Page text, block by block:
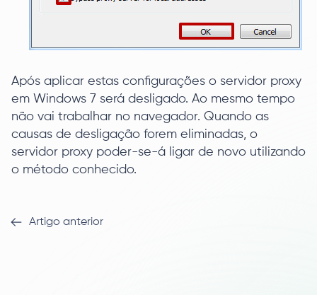
Após aplicar estas configurações o servidor proxy
em Windows 7 será desligado. Ao mesmo tempo
não vai trabalhar no navegador. Quando as
causas de desligação forem eliminadas, o
servidor proxy poder-se-á ligar de novo utilizando
o método conhecido.
Artigo anterior